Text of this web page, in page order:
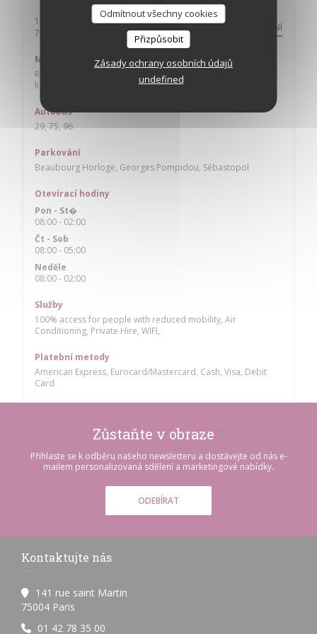
Odmítnout všechny cookies
Přizpůsobit
Zásady ochrany osobních údajů
undefined
141 rue saint Martin
75004 Paris
((otevře se v novém okně)) NASMĚROVÁNÍ
Metro
Rambuteau ligne 11, Hôtel de ville lignes 1 & 11, Châtelet
lignes 4, 7, 11 & 14 + RER
Autobus
29, 75, 96
Parkování
Beaubourg Horloge, Georges Pompidou, Sébastopol
Otevírací hodiny
Pon - St�
08:00 - 02:00
Čt - Sob
08:00 - 05:00
Neděle
08:00 - 02:00
Služby
100% access for people with reduced mobility, Air
Conditioning, Private Hire, WIFI,
Platební metody
American Express, Eurocard/Mastercard, Cash, Visa, Debit
Card
Zůstaňte v obraze *
Přihlaste se k odběru našeho newsletteru a dostávejte od nás e-
mailem personalizovaná sdělení a marketingové nabídky.
ODEBÍRAT
Kontaktujte nás
141 rue saint Martin
75004 Paris
01 42 78 35 00